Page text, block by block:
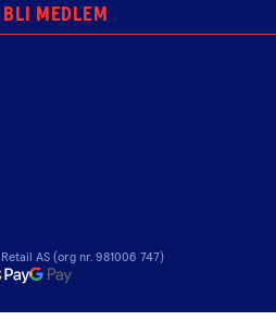
BLI MEDLEM
AS (org nr. 981006 747)